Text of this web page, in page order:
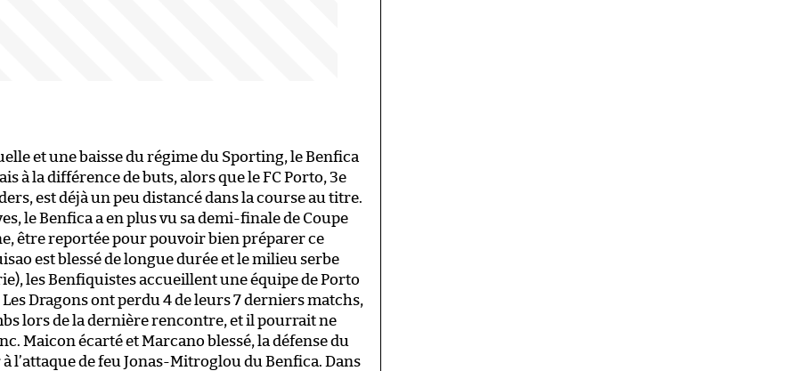
et une baisse du régime du Sporting, le Benfica
à la différence de buts, alors que le FC Porto, 3e
est déjà un peu distancé dans la course au titre.
le Benfica a en plus vu sa demi-finale de Coupe
être reportée pour pouvoir bien préparer ce
est blessé de longue durée et le milieu serbe
les Benfiquistes accueillent une équipe de Porto
Dragons ont perdu 4 de leurs 7 derniers matchs,
lors de la dernière rencontre, et il pourrait ne
Maicon écarté et Marcano blessé, la défense du
l’attaque de feu Jonas-Mitroglou du Benfica. Dans